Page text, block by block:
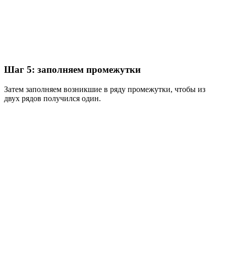
Шаг 5: заполняем промежутки
Затем заполняем возникшие в ряду промежутки, чтобы из
двух рядов получился один.